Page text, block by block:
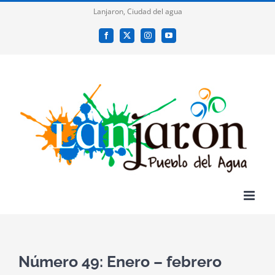
Lanjaron, Ciudad del agua
Facebook
X InstagramYouTube
Número 49: Enero – febrero